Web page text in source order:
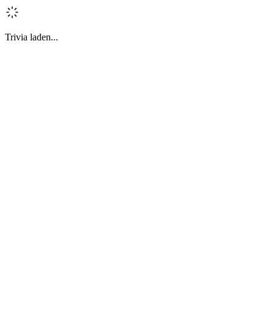
Trivia laden...